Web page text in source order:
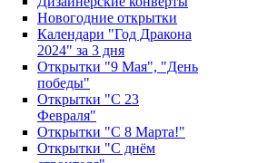
Новогодние открытки
Календари "Год Дракона
2024" за 3 дня
Открытки "9 Мая", "День
победы"
Открытки "С 23
Февраля"
Открытки "С 8 Марта!"
Открытки "С днём